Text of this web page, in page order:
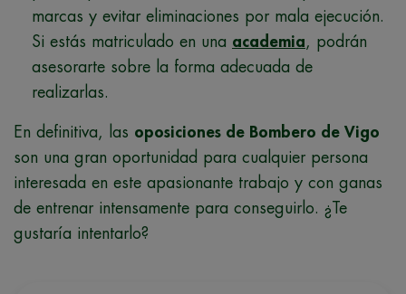
marcas y evitar eliminaciones por mala ejecución.
Si estás matriculado en una academia, podrán
asesorarte sobre la forma adecuada de
realizarlas.
En definitiva, las oposiciones de Bombero de Vigo
son una gran oportunidad para cualquier persona
interesada en este apasionante trabajo y con ganas
de entrenar intensamente para conseguirlo. ¿Te
gustaría intentarlo?